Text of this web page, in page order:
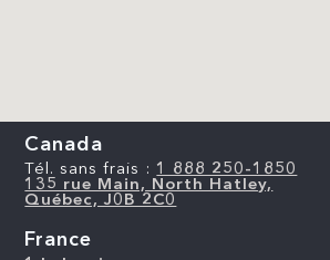
Canada
Tél. sans frais : 1 888 250-1850
135 rue Main, North Hatley,
Québec, J0B 2C0
France